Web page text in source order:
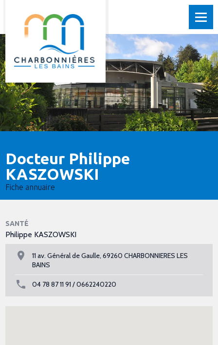
Docteur Philippe
KASZOWSKI
Fiche annuaire
SANTÉ
Philippe KASZOWSKI
11 av. Général de Gaulle, 69260 CHARBONNIERES LES
BAINS
04 78 87 11 91 / 0662240220